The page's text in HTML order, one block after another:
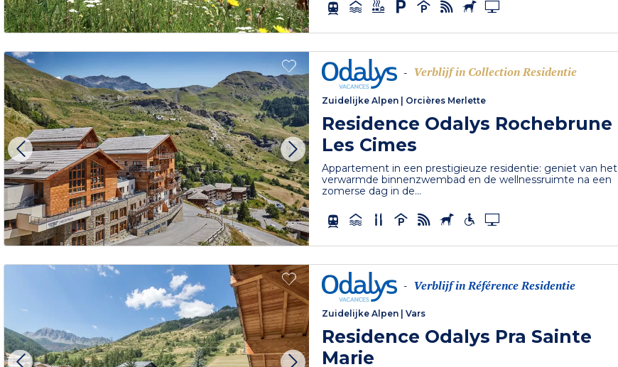
- Verblijf in Collection Residentie
Zuidelijke Alpen Orcières Merlette
Residence Odalys Rochebrune
Les Cimes
Appartement in een prestigieuze residentie: geniet van het
verwarmde binnenzwembad en de wellnessruimte na een
zomerse dag in de...
- Verblijf in Référence Residentie
Zuidelijke Alpen |Vars
Residence Odalys Pra Sainte
Marie